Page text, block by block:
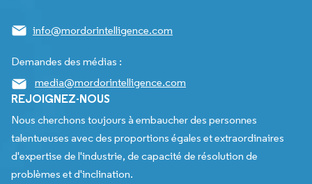
info@mordorintelligence.com
Demandes des médias :
media@mordorintelligence.com
REJOIGNEZ-NOUS
Nous cherchons toujours à embaucher des personnes
talentueuses avec des proportions égales et extraordinaires
d'expertise de l'industrie, de capacité de résolution de
problèmes et d'inclination.